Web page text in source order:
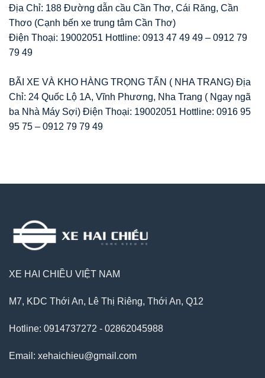
Địa Chỉ: 188 Đường dẫn cầu Cần Thơ, Cái Răng, Cần
Thơo (Cạnh bến xe trung tâm Cần Thơ)
Điện Thoại: 19002051 Hottline: 0913 47 49 49 – 0912 79
79 49
BÃI XE VÀ KHO HÀNG TRỌNG TẤN ( NHA TRANG) Địa
Chỉ: 24 Quốc Lộ 1A, Vĩnh Phương, Nha Trang ( Ngay ngã
ba Nhà Máy Sợi) Điện Thoại: 19002051 Hottline: 0916 95
95 75 – 0912 79 79 49
XE HAI CHIỀU VIỆT NAM
M7, KDC Thới An, Lê Thị Riêng, Thới An, Q12
Hotline: 0914737272 - 02862045988
Email: xehaichieu@gmail.com